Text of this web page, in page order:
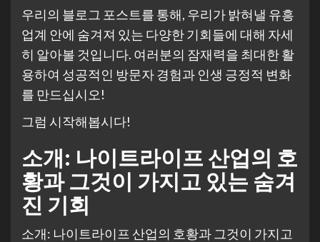
우리의 블로그 포스트를 통해, 우리가 밝혀낼 유흥
업계 안에 숨겨져 있는 다양한 기회들에 대해 자세
히 알아볼 것입니다. 여러분의 잠재력을 최대한 활
용하여 성공적인 방문자 경험과 인생 긍정적 변화
를 만드십시오!
그럼 시작해봅시다!
소개: 나이트라이프 산업의 호
황과 그것이 가지고 있는 숨겨
진 기회
소개: 나이트라이프 산업의 호황과 그것이 가지고